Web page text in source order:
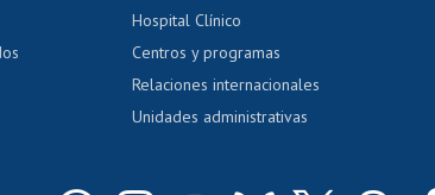
Hospital Clínico
Centros y programas
Relaciones internacionales
Unidades administrativas